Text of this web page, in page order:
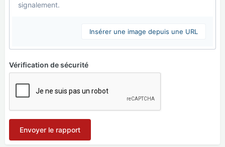
signalement.
Insérer une image depuis une URL
Vérification de sécurité
Envoyer le rapport